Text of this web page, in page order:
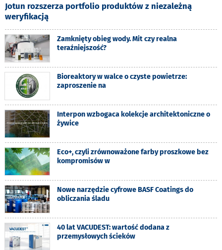
Jotun rozszerza portfolio produktów z niezależną
weryfikacją
Zamknięty obieg wody. Mit czy realna
teraźniejszość?
Bioreaktory w walce o czyste powietrze:
zaproszenie na
Interpon wzbogaca kolekcje architektoniczne o
żywice
Eco+, czyli zrównoważone farby proszkowe bez
kompromisów w
Nowe narzędzie cyfrowe BASF Coatings do
obliczania śladu
40 lat VACUDEST: wartość dodana z
przemysłowych ścieków